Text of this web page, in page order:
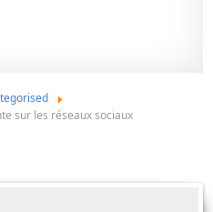
sur les réseaux sociaux